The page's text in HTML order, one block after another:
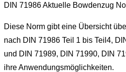
DIN 71986 Aktuelle Bowdenzug
Diese Norm gibt eine Übersicht
nach DIN 71986 Teil 1 bis Teil4,
und DIN 71989, DIN 71990, DIN
ihre Anwendungsmöglichkeiten.